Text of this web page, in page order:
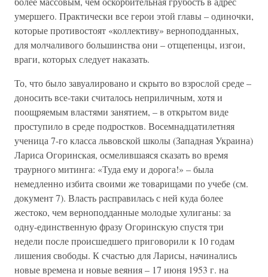
умершего. Практически все герои этой главы – одиночки,
которые противостоят «коллективу» верноподданных,
для молчаливого большинства они – отщепенцы, изгои,
враги, которых следует наказать.
То, что было завуалировано и скрыто во взрослой среде –
доносить все-таки считалось неприличным, хотя и
поощряемым властями занятием, – в открытом виде
проступило в среде подростков. Восемнадцатилетняя
ученица 7-го класса львовской школы (Западная Украина)
Лариса Огоринская, осмелившаяся сказать во время
траурного митинга: «Туда ему и дорога!» – была
немедленно избита своими же товарищами по учебе (см.
документ 7). Власть расправилась с ней куда более
жестоко, чем верноподданные молодые хулиганы: за
одну-единственную фразу Огоринскую спустя три
недели после происшедшего приговорили к 10 годам
лишения свободы. К счастью для Ларисы, начинались
новые времена и новые веяния – 17 июня 1953 г. на